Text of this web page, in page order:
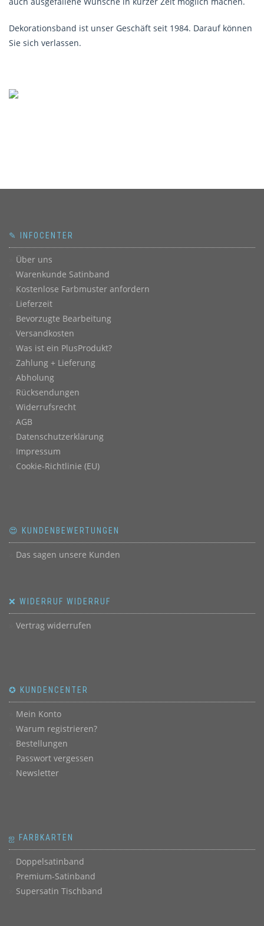
Dekorationsband ist unser Geschäft seit 1984. Darauf können
Sie sich verlassen.
✎ INFOCENTER
Über uns
Warenkunde Satinband
Kostenlose Farbmuster anfordern
Lieferzeit
Bevorzugte Bearbeitung
Versandkosten
Was ist ein PlusProdukt?
Zahlung + Lieferung
Abholung
Rücksendungen
Widerrufsrecht
AGB
Datenschutzerklärung
Impressum
Cookie-Richtlinie (EU)
😍 KUNDENBEWERTUNGEN
Das sagen unsere Kunden
❌ WIDERRUF WIDERRUF
Vertrag widerrufen
✪ KUNDENCENTER
Mein Konto
Warum registrieren?
Bestellungen
Passwort vergessen
Newsletter
ஐ FARBKARTEN
Doppelsatinband
Premium-Satinband
Supersatin Tischband